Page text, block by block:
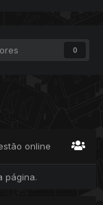
0
online
página.